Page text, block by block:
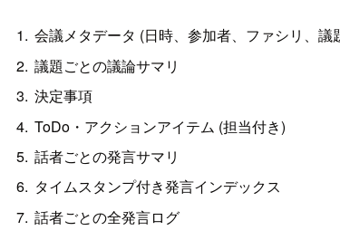
会議メタデータ (日時、参加者、ファシリ、議
議題ごとの議論サマリ
決定事項
ToDo・アクションアイテム (担当付き)
話者ごとの発言サマリ
タイムスタンプ付き発言インデックス
話者ごとの全発言ログ